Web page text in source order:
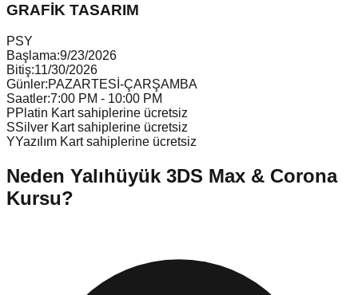
GRAFİK TASARIM
PSY
Başlama:9/23/2026
Bitiş:11/30/2026
Günler:PAZARTESİ-ÇARŞAMBA
Saatler:7:00 PM - 10:00 PM
PPlatin Kart sahiplerine ücretsiz
SSilver Kart sahiplerine ücretsiz
YYazılım Kart sahiplerine ücretsiz
Neden Yalıhüyük 3DS Max & Corona
Kursu?